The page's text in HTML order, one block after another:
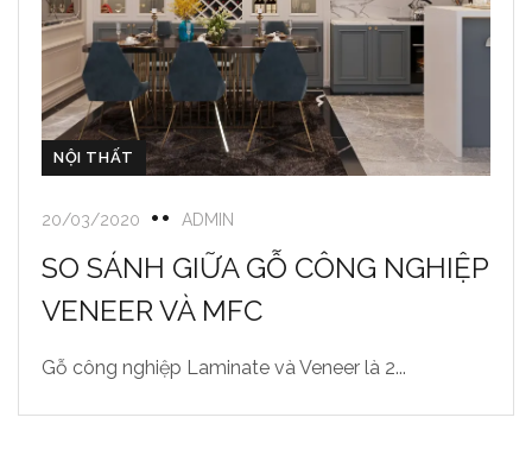
NỘI THẤT
20/03/2020 ADMIN
SO SÁNH GIỮA GỖ CÔNG NGHIỆP
VENEER VÀ MFC
Gỗ công nghiệp Laminate và Veneer là 2...